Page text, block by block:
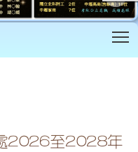
2026至2028年